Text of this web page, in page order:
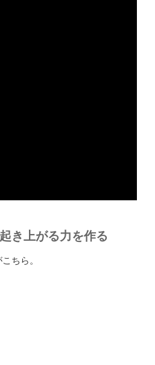
き上がる力を作る
ちら。